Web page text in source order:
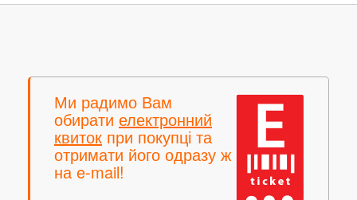
Ми радимо Вам
обирати електронний
квиток при покупці та
отримати його одразу ж
на e-mail!